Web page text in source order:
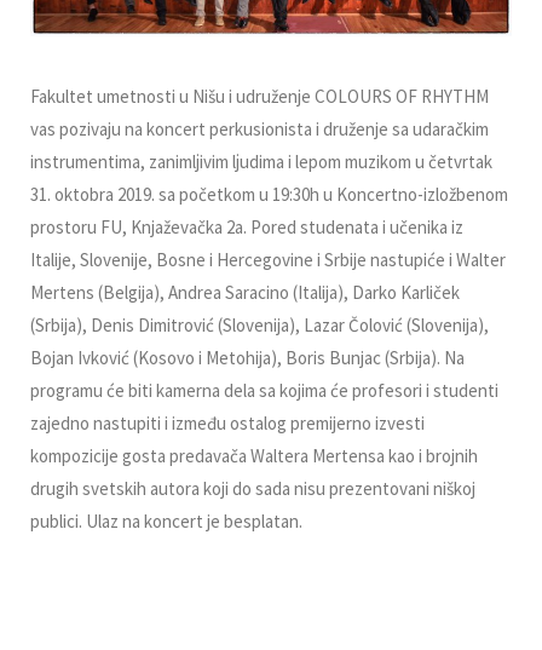
Fakultet umetnosti u Nišu i udruženje COLOURS OF RHYTHM
vas pozivaju na koncert perkusionista i druženje sa udaračkim
instrumentima, zanimlјivim lјudima i lepom muzikom u četvrtak
31. oktobra 2019. sa početkom u 19:30h u Koncertno-izložbenom
prostoru FU, Knjaževačka 2a. Pored studenata i učenika iz
Italije, Slovenije, Bosne i Hercegovine i Srbije nastupiće i Walter
Mertens (Belgija), Andrea Saracino (Italija), Darko Karliček
(Srbija), Denis Dimitrović (Slovenija), Lazar Čolović (Slovenija),
Bojan Ivković (Kosovo i Metohija), Boris Bunjac (Srbija). Na
programu će biti kamerna dela sa kojima će profesori i studenti
zajedno nastupiti i između ostalog premijerno izvesti
kompozicije gosta predavača Waltera Mertensa kao i brojnih
drugih svetskih autora koji do sada nisu prezentovani niškoj
publici. Ulaz na koncert je besplatan.